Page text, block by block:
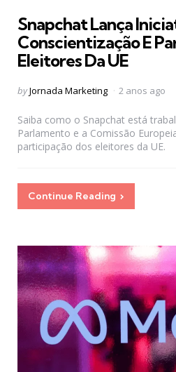
Snapchat Lança
Conscientização E
Eleitores Da UE
Posted
byJornada Marketing 2 anos ago
Saiba como o Snapchat está
Parlamento e a Comissão
participação dos eleitores da UE.
Continue Reading